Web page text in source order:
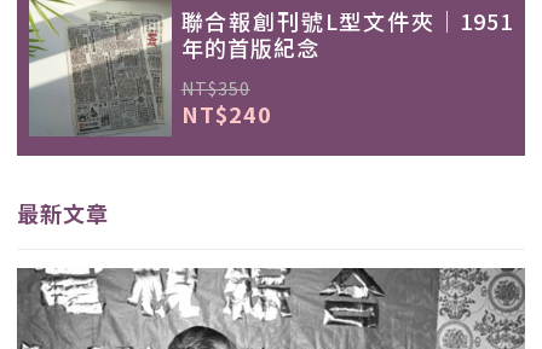
聯合報創刊號L型文件夾｜1951
年的首版紀念
NT$350
NT$240
最新文章